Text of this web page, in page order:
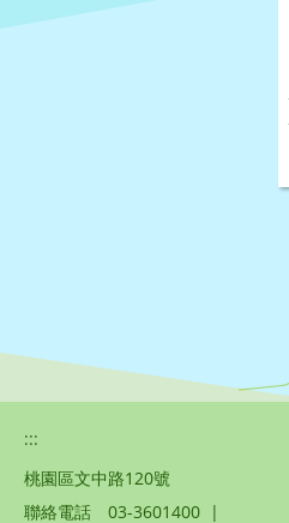
:::
桃園區文中路120號
聯絡電話
03-3601400 |